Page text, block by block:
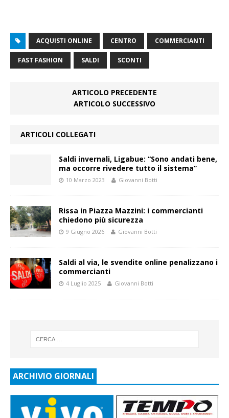
ACQUISTI ONLINE CENTRO COMMERCIANTI
FAST FASHION SALDI SCONTI
ARTICOLO PRECEDENTE
ARTICOLO SUCCESSIVO
ARTICOLI COLLEGATI
Saldi invernali, Ligabue: “Sono andati bene,
ma occorre rivedere tutto il sistema”
10 Marzo 2023 Giovanni Botti
Rissa in Piazza Mazzini: i commercianti
chiedono più sicurezza
9 Giugno 2026 Giovanni Botti
Saldi al via, le svendite online penalizzano i
commercianti
4 Luglio 2025 Giovanni Botti
ARCHIVIO GIORNALI